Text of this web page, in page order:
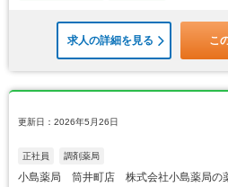
求人の詳細を見る こ
更新日：2026年5月26日
正社員 調剤薬局
小島薬局 筒井町店 株式会社小島薬局の